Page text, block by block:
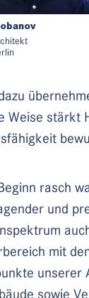
Technischen
anschließend
Marg und Partner,
bei HASCHER
hat hier
2022 ist er
Thema
und seit 2025
Weise stärkt
rasch
und
mit
unserer
sowie